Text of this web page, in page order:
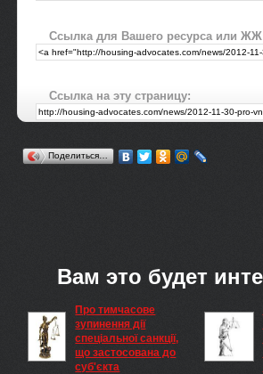
Ссылка для Вашего ресурса или
Ссылка на эту страницу:
Поделиться…
Вам это будет
Про тимчасове
зупинення дії
спеціальної санкції,
що застосована до
суб'єкта